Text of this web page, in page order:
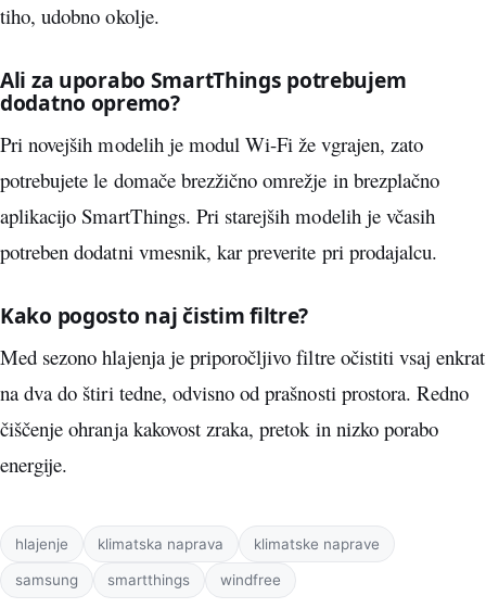
tiho, udobno okolje.
Ali za uporabo SmartThings potrebujem
dodatno opremo?
Pri novejših modelih je modul Wi-Fi že vgrajen, zato
potrebujete le domače brezžično omrežje in brezplačno
aplikacijo SmartThings. Pri starejših modelih je včasih
potreben dodatni vmesnik, kar preverite pri prodajalcu.
Kako pogosto naj čistim filtre?
Med sezono hlajenja je priporočljivo filtre očistiti vsaj enkrat
na dva do štiri tedne, odvisno od prašnosti prostora. Redno
čiščenje ohranja kakovost zraka, pretok in nizko porabo
energije.
Oznake
hlajenje klimatska naprava klimatske naprave
samsung smartthings windfree